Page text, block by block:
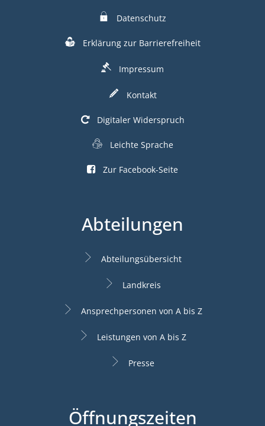
Datenschutz
Erklärung zur Barrierefreiheit
Impressum
Kontakt
Digitaler Widerspruch
Leichte Sprache
Zur Facebook-Seite
Abteilungen
Abteilungsübersicht
Landkreis
Ansprechpersonen von A bis Z
Leistungen von A bis Z
Presse
Öffnungszeiten